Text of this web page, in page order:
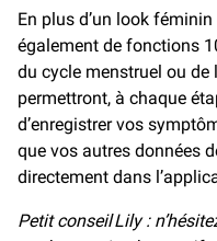
En plus d’un look
également de fonctions
du cycle menstruel ou
permettront, à chaque
d’enregistrer vos
que vos autres données
directement dans
Petit conseil Lily :